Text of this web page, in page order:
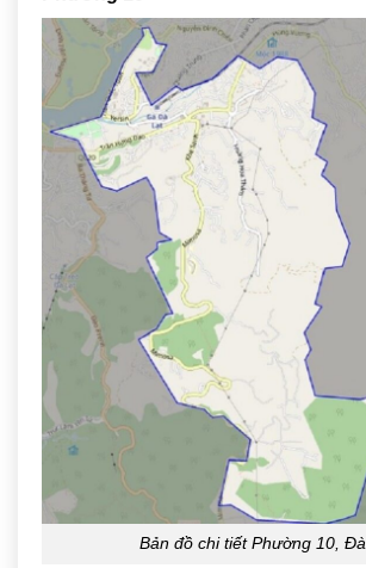
Bản đồ chi tiết Phường 10,